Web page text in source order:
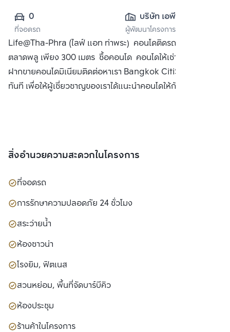
0
ที่จอดรถ
บริษัท เอพี (ไทย
แลนด์)
จำกัด(มหาชน)
ผู้พัฒนาโครงการ
Life@Tha-Phra (ไลฟ์ แอท ท่าพระ) คอนโดติดรถไฟฟ้า BTS
ตลาดพลู เพียง 300 เมตร ซื้อคอนโด คอนโดให้เช่า พร้อมทั้ง
ฝากขายคอนโดมิเนียมติดต่อหาเรา Bangkok CitiSmart ได้
ทันที เพื่อให้ผู้เชี่ยวชาญของเราได้แนะนำคอนโดให้กับท่าน
สิ่งอำนวยความสะดวกในโครงการ
ที่จอดรถ
การรักษาความปลอดภัย 24 ชั่วโมง
สระว่ายน้ำ
ห้องซาวน่า
โรงยิม, ฟิตเนส
สวนหย่อม, พื้นที่จัดบาร์บีคิว
ห้องประชุม
ร้านค้าในโครงการ